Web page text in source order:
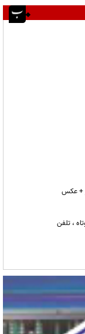
+ عکس
، تلفن